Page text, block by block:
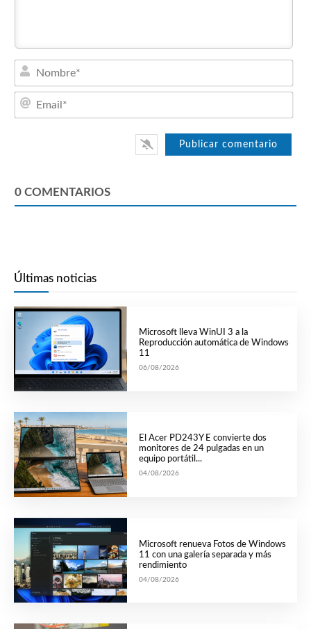
0 COMENTARIOS
Últimas noticias
Microsoft lleva WinUI 3 a la
Reproducción automática de Windows
11
06/08/2026
El Acer PD243Y E convierte dos
monitores de 24 pulgadas en un
equipo portátil...
04/08/2026
Microsoft renueva Fotos de Windows
11 con una galería separada y más
rendimiento
04/08/2026